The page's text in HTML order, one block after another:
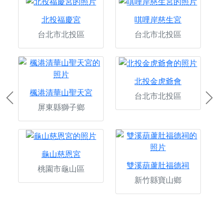
北投福慶宮
台北市北投區
唭哩岸慈生宮
台北市北投區
楓港清華山聖天宮
屏東縣獅子鄉
北投金虎爺會
台北市北投區
龜山慈恩宮
桃園市龜山區
雙溪葫蘆肚福德祠
新竹縣寶山鄉
Previous